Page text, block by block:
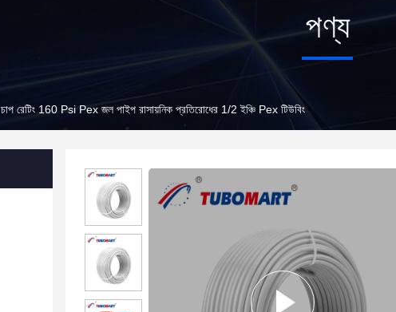
পণ্য
চাপ রেটিং 160 Psi Pex জল পাইপ রাসায়নিক প্রতিরোধের 1/2 ইঞ্চি Pex টিউবিং